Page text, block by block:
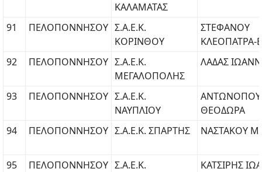
ΚΑΛΑΜΑΤΑΣ
91 ΠΕΛΟΠΟΝΝΗΣΟΥ Σ.Α.Ε.Κ.
ΚΟΡΙΝΘΟΥ
ΣΤΕΦΑΝΟΥ
ΚΛΕΟΠΑΤΡΑ-
92
ΠΕΛΟΠΟΝΝΗΣΟΥ Σ.Α.Ε.Κ.
ΜΕΓΑΛΟΠΟΛΗΣ
ΛΑΔΑΣ
93 ΠΕΛΟΠΟΝΝΗΣΟΥ Σ.Α.Ε.Κ.
ΝΑΥΠΛΙΟΥ
ΘΕΟΔΩΡΑ
94
ΠΕΛΟΠΟΝΝΗΣΟΥ Σ.Α.Ε.Κ. ΣΠΑΡΤΗΣ ΝΑΣΤΑΚΟΥ
95 ΠΕΛΟΠΟΝΝΗΣΟΥ Σ.Α.Ε.Κ.
ΚΑΤΣΙΡΗΣ